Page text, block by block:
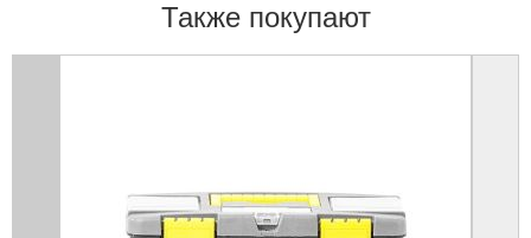
Также покупают